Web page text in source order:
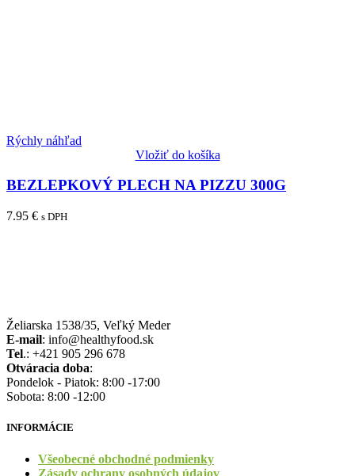
Rýchly náhľad
Vložiť do košíka
BEZLEPKOVÝ PLECH NA PIZZU 300G
7.95 € s DPH
Želiarska 1538/35, Veľký Meder
E-mail: info@healthyfood.sk
Tel.: +421 905 296 678
Otváracia doba:
Pondelok - Piatok: 8:00 -17:00
Sobota: 8:00 -12:00
INFORMÁCIE
Všeobecné obchodné podmienky
Zásady ochrany osobných údajov